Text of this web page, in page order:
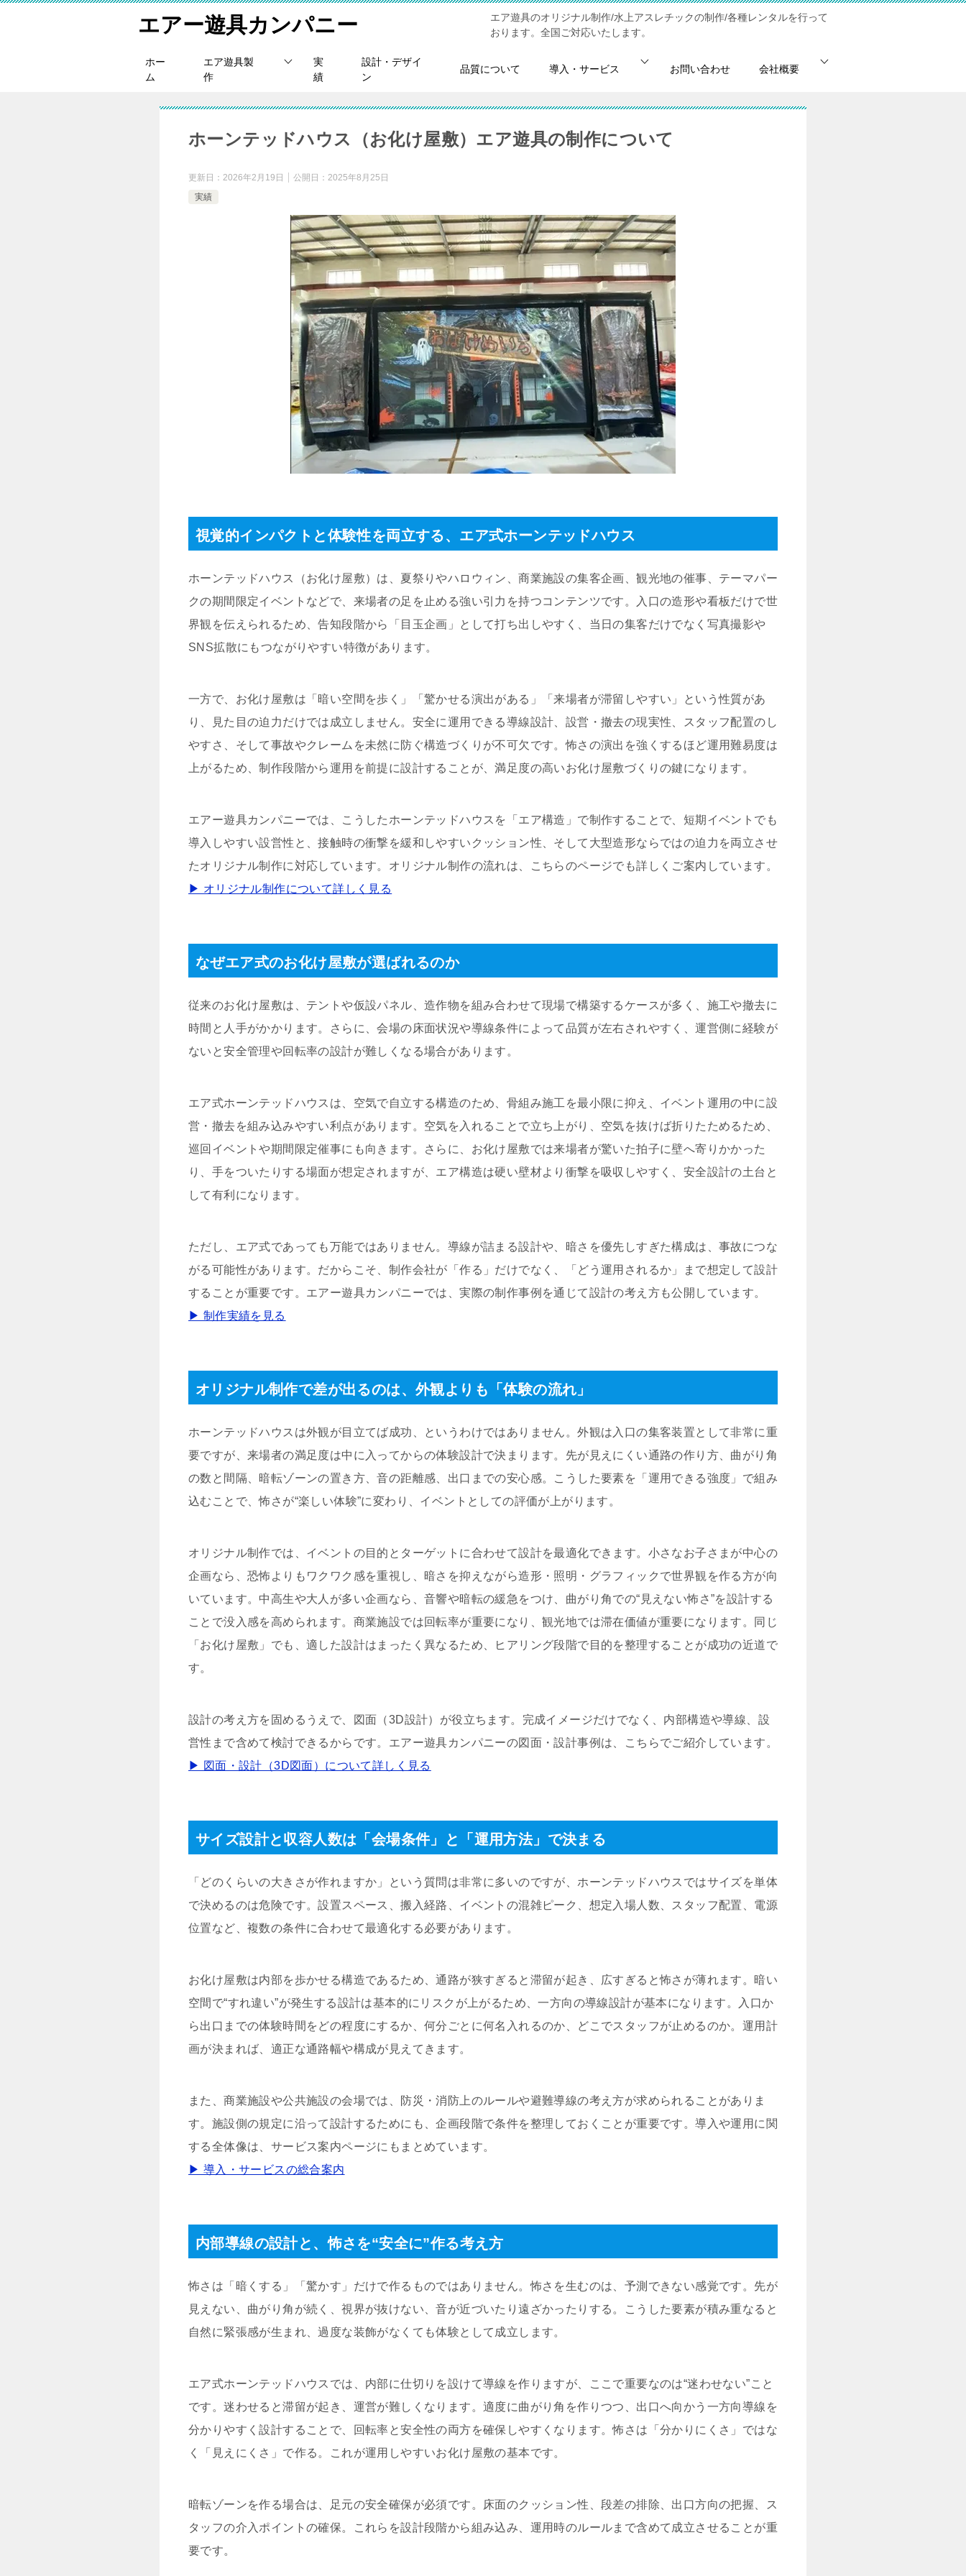
エアー遊具カンパニー
エア遊具のオリジナル制作/水上アスレチックの制作/各種レンタルを行って
おります。全国ご対応いたします。
ホー
ム
エア遊具製
作
実
績
設計・デザイ
ン
品質について 導入・サービス お問い合わせ 会社概要
ホーンテッドハウス（お化け屋敷）エア遊具の制作について
更新日： 2026年2月19日 公開日： 2025年8月25日
実績
視覚的インパクトと体験性を両立する、エア式ホーンテッドハウス
ホーンテッドハウス（お化け屋敷）は、夏祭りやハロウィン、商業施設の集客企画、観光地の催事、テーマパー
クの期間限定イベントなどで、来場者の足を止める強い引力を持つコンテンツです。入口の造形や看板だけで世
界観を伝えられるため、告知段階から「目玉企画」として打ち出しやすく、当日の集客だけでなく写真撮影や
SNS拡散にもつながりやすい特徴があります。
一方で、お化け屋敷は「暗い空間を歩く」「驚かせる演出がある」「来場者が滞留しやすい」という性質があ
り、見た目の迫力だけでは成立しません。安全に運用できる導線設計、設営・撤去の現実性、スタッフ配置のし
やすさ、そして事故やクレームを未然に防ぐ構造づくりが不可欠です。怖さの演出を強くするほど運用難易度は
上がるため、制作段階から運用を前提に設計することが、満足度の高いお化け屋敷づくりの鍵になります。
エアー遊具カンパニーでは、こうしたホーンテッドハウスを「エア構造」で制作することで、短期イベントでも
導入しやすい設営性と、接触時の衝撃を緩和しやすいクッション性、そして大型造形ならではの迫力を両立させ
たオリジナル制作に対応しています。オリジナル制作の流れは、こちらのページでも詳しくご案内しています。
▶ オリジナル制作について詳しく見る
なぜエア式のお化け屋敷が選ばれるのか
従来のお化け屋敷は、テントや仮設パネル、造作物を組み合わせて現場で構築するケースが多く、施工や撤去に
時間と人手がかかります。さらに、会場の床面状況や導線条件によって品質が左右されやすく、運営側に経験が
ないと安全管理や回転率の設計が難しくなる場合があります。
エア式ホーンテッドハウスは、空気で自立する構造のため、骨組み施工を最小限に抑え、イベント運用の中に設
営・撤去を組み込みやすい利点があります。空気を入れることで立ち上がり、空気を抜けば折りたためるため、
巡回イベントや期間限定催事にも向きます。さらに、お化け屋敷では来場者が驚いた拍子に壁へ寄りかかった
り、手をついたりする場面が想定されますが、エア構造は硬い壁材より衝撃を吸収しやすく、安全設計の土台と
して有利になります。
ただし、エア式であっても万能ではありません。導線が詰まる設計や、暗さを優先しすぎた構成は、事故につな
がる可能性があります。だからこそ、制作会社が「作る」だけでなく、「どう運用されるか」まで想定して設計
することが重要です。エアー遊具カンパニーでは、実際の制作事例を通じて設計の考え方も公開しています。
▶ 制作実績を見る
オリジナル制作で差が出るのは、外観よりも「体験の流れ」
ホーンテッドハウスは外観が目立てば成功、というわけではありません。外観は入口の集客装置として非常に重
要ですが、来場者の満足度は中に入ってからの体験設計で決まります。先が見えにくい通路の作り方、曲がり角
の数と間隔、暗転ゾーンの置き方、音の距離感、出口までの安心感。こうした要素を「運用できる強度」で組み
込むことで、怖さが“楽しい体験”に変わり、イベントとしての評価が上がります。
オリジナル制作では、イベントの目的とターゲットに合わせて設計を最適化できます。小さなお子さまが中心の
企画なら、恐怖よりもワクワク感を重視し、暗さを抑えながら造形・照明・グラフィックで世界観を作る方が向
いています。中高生や大人が多い企画なら、音響や暗転の緩急をつけ、曲がり角での“見えない怖さ”を設計する
ことで没入感を高められます。商業施設では回転率が重要になり、観光地では滞在価値が重要になります。同じ
「お化け屋敷」でも、適した設計はまったく異なるため、ヒアリング段階で目的を整理することが成功の近道で
す。
設計の考え方を固めるうえで、図面（3D設計）が役立ちます。完成イメージだけでなく、内部構造や導線、設
営性まで含めて検討できるからです。エアー遊具カンパニーの図面・設計事例は、こちらでご紹介しています。
▶ 図面・設計（3D図面）について詳しく見る
サイズ設計と収容人数は「会場条件」と「運用方法」で決まる
「どのくらいの大きさが作れますか」という質問は非常に多いのですが、ホーンテッドハウスではサイズを単体
で決めるのは危険です。設置スペース、搬入経路、イベントの混雑ピーク、想定入場人数、スタッフ配置、電源
位置など、複数の条件に合わせて最適化する必要があります。
お化け屋敷は内部を歩かせる構造であるため、通路が狭すぎると滞留が起き、広すぎると怖さが薄れます。暗い
空間で“すれ違い”が発生する設計は基本的にリスクが上がるため、一方向の導線設計が基本になります。入口か
ら出口までの体験時間をどの程度にするか、何分ごとに何名入れるのか、どこでスタッフが止めるのか。運用計
画が決まれば、適正な通路幅や構成が見えてきます。
また、商業施設や公共施設の会場では、防災・消防上のルールや避難導線の考え方が求められることがありま
す。施設側の規定に沿って設計するためにも、企画段階で条件を整理しておくことが重要です。導入や運用に関
する全体像は、サービス案内ページにもまとめています。
▶ 導入・サービスの総合案内
内部導線の設計と、怖さを“安全に”作る考え方
怖さは「暗くする」「驚かす」だけで作るものではありません。怖さを生むのは、予測できない感覚です。先が
見えない、曲がり角が続く、視界が抜けない、音が近づいたり遠ざかったりする。こうした要素が積み重なると
自然に緊張感が生まれ、過度な装飾がなくても体験として成立します。
エア式ホーンテッドハウスでは、内部に仕切りを設けて導線を作りますが、ここで重要なのは“迷わせない”こと
です。迷わせると滞留が起き、運営が難しくなります。適度に曲がり角を作りつつ、出口へ向かう一方向導線を
分かりやすく設計することで、回転率と安全性の両方を確保しやすくなります。怖さは「分かりにくさ」ではな
く「見えにくさ」で作る。これが運用しやすいお化け屋敷の基本です。
暗転ゾーンを作る場合は、足元の安全確保が必須です。床面のクッション性、段差の排除、出口方向の把握、ス
タッフの介入ポイントの確保。これらを設計段階から組み込み、運用時のルールまで含めて成立させることが重
要です。